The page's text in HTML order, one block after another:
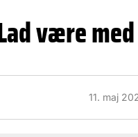
være
11. maj